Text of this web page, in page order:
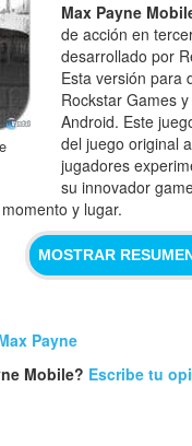
Max Payne
de acción en
desarrollado por
Esta versión para
Rockstar Games
Android. Este
del juego original
jugadores
su innovador
y lugar.
MOSTRAR
Payne
Mobile? Escribe tu